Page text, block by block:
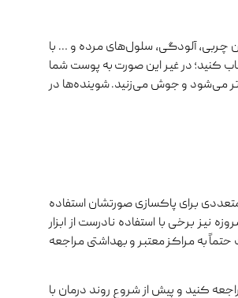
چربی، آلودگی، سلول‌های مرده و … با
کنید؛ در غیر این صورت به پوست شما
می‌شود و جوش می‌زنید. شوینده‌ها در
برای پاکسازی صورتشان استفاده
برخی با استفاده نادرست از ابزار
به مراکز معتبر و بهداشتی مراجعه
کنید و پیش از شروع روند درمان با